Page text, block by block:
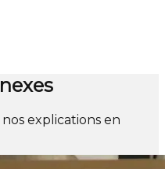
explications en